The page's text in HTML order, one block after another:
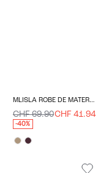
MLISLA ROBE DE MATERNITÉ
CHF 69.90CHF 41.94
-40%